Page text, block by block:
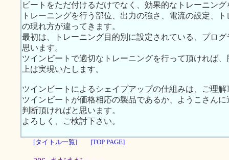
ビートをただ付けるだけでなく、効果的なトレーニン
トレーニングを行う部位、出力の強さ、電流の設定、
の現れ方が違ってきます。
最初は、トレーニング目的別に設定されている、プロ
思います。
ツインビートで適切なトレーニングを行って頂ければ
上は実現いたします。
ツインビートによるシェイプアップの仕組みは、ご理
ツインビートが価格相応の製品であるか、ようこさん
判断頂ければと思います。
よろしく、ご検討下さい。
[タイトル一覧] [TOP PAGE]